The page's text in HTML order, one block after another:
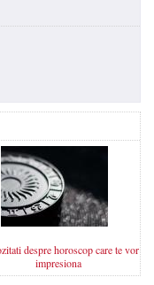
despre horoscop care te vor
impresiona